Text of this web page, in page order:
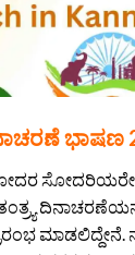
ಭಾಷಣ
ಸೋದರಿಯರೇ,